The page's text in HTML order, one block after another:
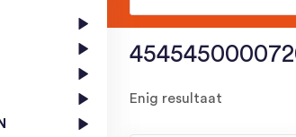
Enig resultaat